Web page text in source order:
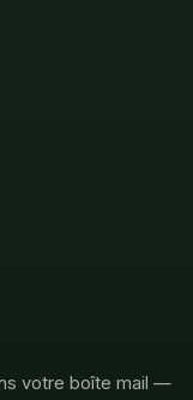
votre boîte mail —